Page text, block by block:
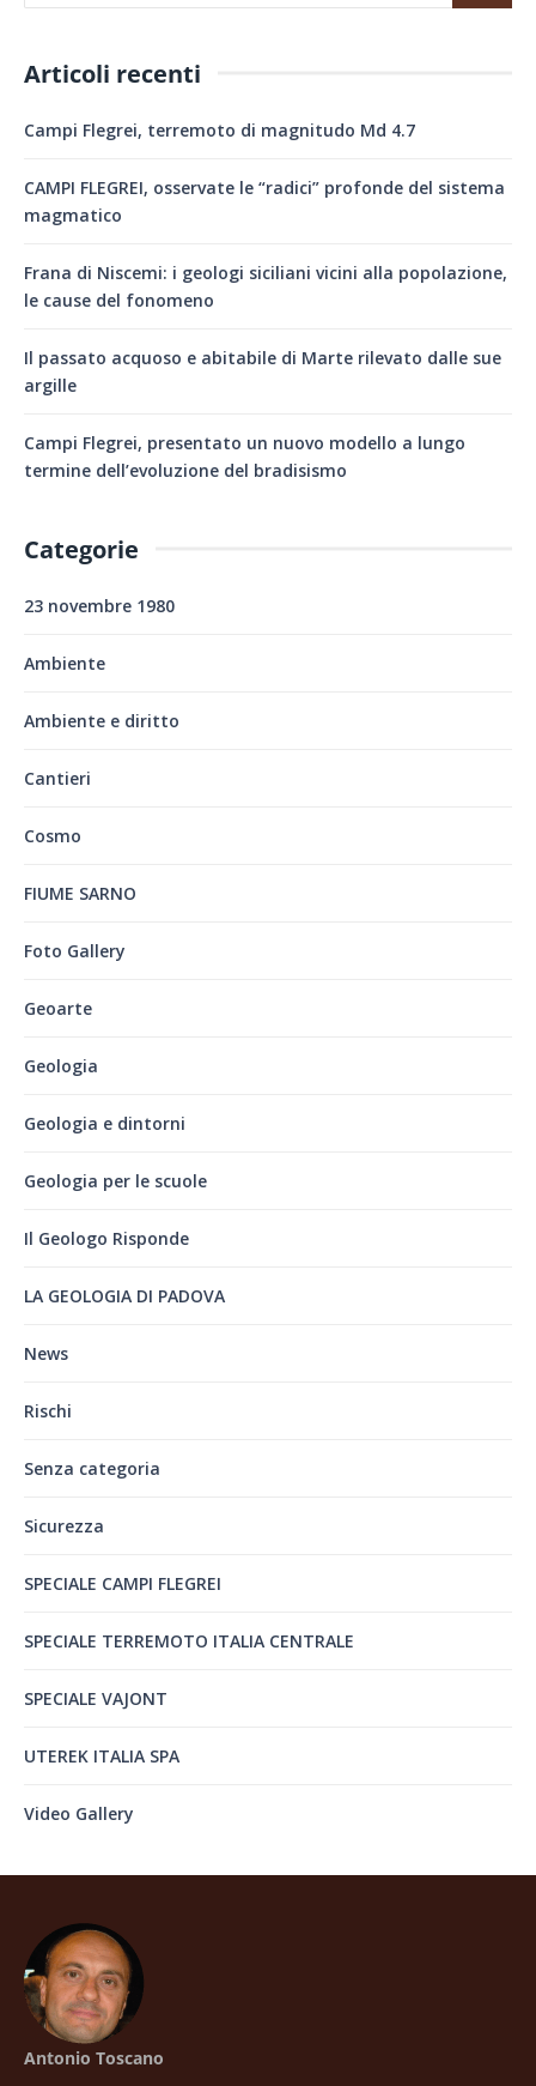
Articoli recenti
Campi Flegrei, terremoto di magnitudo Md 4.7
CAMPI FLEGREI, osservate le “radici” profonde del sistema
magmatico
Frana di Niscemi: i geologi siciliani vicini alla popolazione,
le cause del fonomeno
Il passato acquoso e abitabile di Marte rilevato dalle sue
argille
Campi Flegrei, presentato un nuovo modello a lungo
termine dell’evoluzione del bradisismo
Categorie
23 novembre 1980
Ambiente
Ambiente e diritto
Cantieri
Cosmo
FIUME SARNO
Foto Gallery
Geoarte
Geologia
Geologia e dintorni
Geologia per le scuole
Il Geologo Risponde
LA GEOLOGIA DI PADOVA
News
Rischi
Senza categoria
Sicurezza
SPECIALE CAMPI FLEGREI
SPECIALE TERREMOTO ITALIA CENTRALE
SPECIALE VAJONT
UTEREK ITALIA SPA
Video Gallery
Antonio Toscano